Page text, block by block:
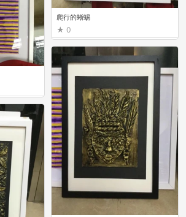
爬行的蜥蜴
0